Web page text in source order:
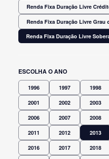
Renda Fixa Duração Livre
Renda Fixa Duração Livre Grau
Renda Fixa Duração Livre
ESCOLHA O ANO
1996 1997 1998
2001 2002 2003
2006 2007 2008
2011 2012 2013
2016 2017 2018